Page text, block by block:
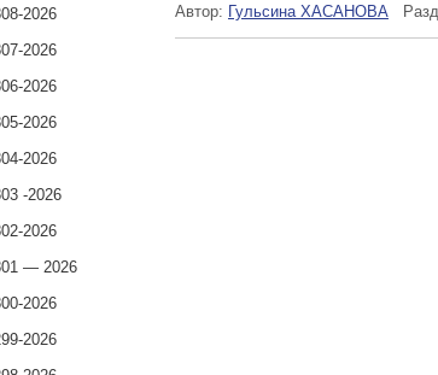
Автор: Гульсина ХАСАНОВА
2026
2026
2026
2026
2026
-2026
2026
— 2026
2026
2026